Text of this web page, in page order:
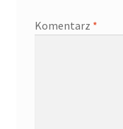
Komentarz *